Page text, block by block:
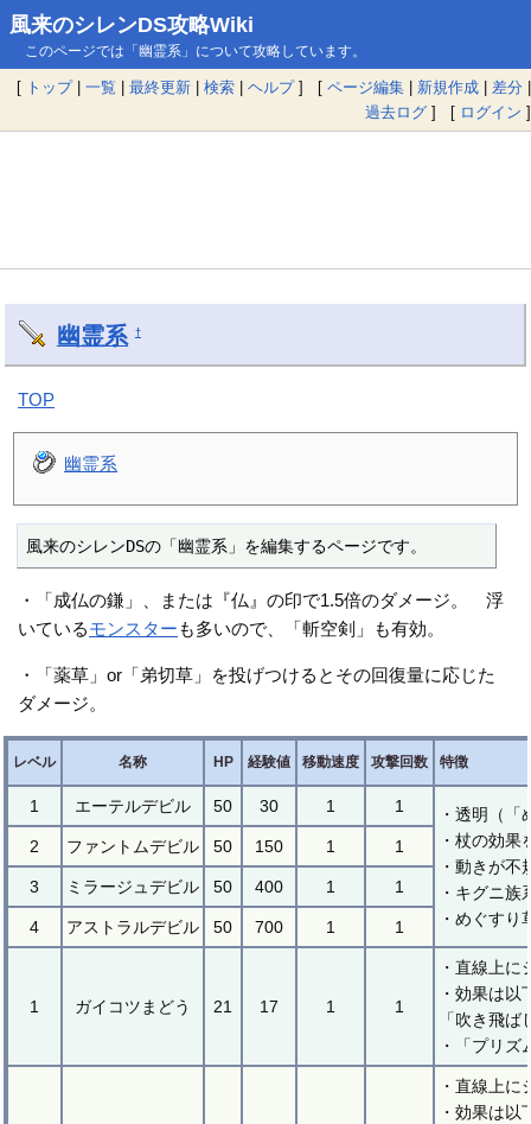
風来のシレンDS攻略Wiki
このページでは「幽霊系」について攻略しています。
[ トップ| 一覧 | 最終更新 | 検索 | ヘルプ] [ ページ編集 | 新規作成 | 差分 |
過去ログ ] [ ログイン ]
幽霊系 †
TOP
幽霊系
風来のシレンDSの「幽霊系」を編集するページです。
・「成仏の鎌」、または『仏』の印で1.5倍のダメージ。 浮
いているモンスターも多いので、「斬空剣」も有効。
・「薬草」or「弟切草」を投げつけるとその回復量に応じた
ダメージ。
レベル 名称 HP 経験値 移動速度 攻撃回数 特徴
1 エーテルデビル 50 30 1 1
・透明（
・杖の効果
・動きが不
・キグニ族
・めぐす
2 ファントムデビル 50 150 1 1
3 ミラージュデビル 50 400 1 1
4 アストラルデビル 50 700 1 1
1 ガイコツまどう 21 17 1 1
・直線上
・効果は
「吹き飛
・「プリ
・直線上
・効果は